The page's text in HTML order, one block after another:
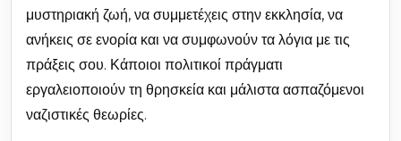
μυστηριακή ζωή, να συμμετέχεις στην εκκλησία, να
ανήκεις σε ενορία και να συμφωνούν τα λόγια με τις
πράξεις σου. Κάποιοι πολιτικοί πράγματι
εργαλειοποιούν τη θρησκεία και μάλιστα ασπαζόμενοι
ναζιστικές θεωρίες.